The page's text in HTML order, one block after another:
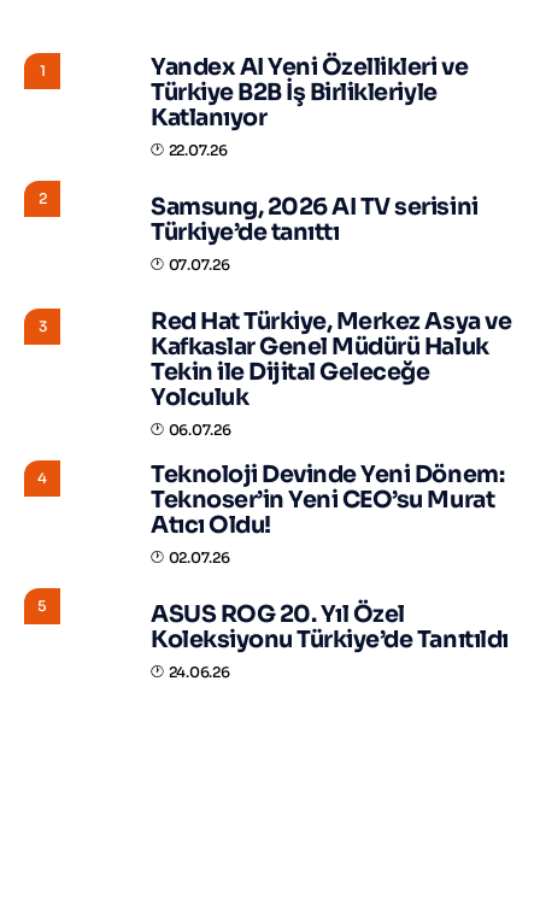
1
Yandex AI Yeni Özellikleri ve
Türkiye B2B İş Birlikleriyle
Katlanıyor
22.07.26
2
Samsung, 2026 AI TV serisini
Türkiye’de tanıttı
07.07.26
3
Red Hat Türkiye, Merkez Asya ve
Kafkaslar Genel Müdürü Haluk
Tekin ile Dijital Geleceğe
Yolculuk
06.07.26
4
Teknoloji Devinde Yeni Dönem:
Teknoser’in Yeni CEO’su Murat
Atıcı Oldu!
02.07.26
5
ASUS ROG 20. Yıl Özel
Koleksiyonu Türkiye’de Tanıtıldı
24.06.26